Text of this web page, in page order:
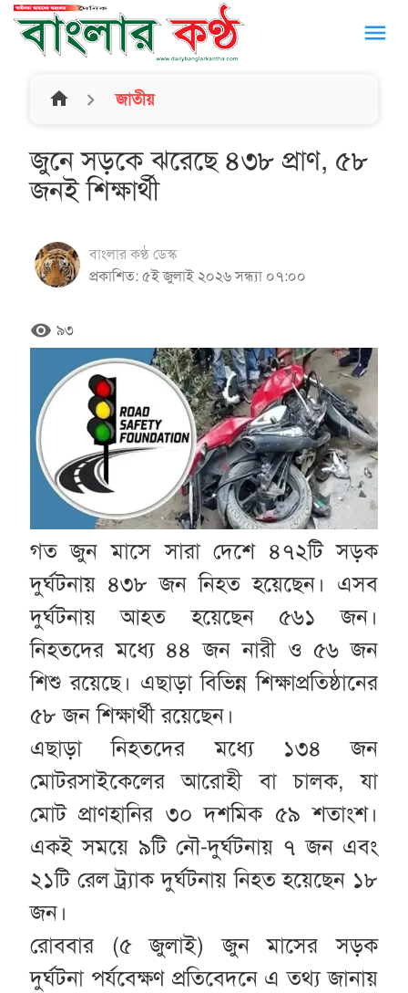
menu
home জাতীয়
জুনে সড়কে ঝরেছে ৪৩৮ প্রাণ, ৫৮
জনই শিক্ষার্থী
বাংলার কণ্ঠ ডেস্ক
প্রকাশিত: ৫ই জুলাই ২০২৬ সন্ধ্যা ০৭:০০
remove_red_eye ৯৩
গত জুন মাসে সারা দেশে ৪৭২টি সড়ক
দুর্ঘটনায় ৪৩৮ জন নিহত হয়েছেন। এসব
দুর্ঘটনায় আহত হয়েছেন ৫৬১ জন।
নিহতদের মধ্যে ৪৪ জন নারী ও ৫৬ জন
শিশু রয়েছে। এছাড়া বিভিন্ন শিক্ষাপ্রতিষ্ঠানের
৫৮ জন শিক্ষার্থী রয়েছেন।
এছাড়া নিহতদের মধ্যে ১৩৪ জন
মোটরসাইকেলের আরোহী বা চালক, যা
মোট প্রাণহানির ৩০ দশমিক ৫৯ শতাংশ।
একই সময়ে ৯টি নৌ-দুর্ঘটনায় ৭ জন এবং
২১টি রেল ট্র্যাক দুর্ঘটনায় নিহত হয়েছেন ১৮
জন।
রোববার (৫ জুলাই) জুন মাসের সড়ক
দুর্ঘটনা পর্যবেক্ষণ প্রতিবেদনে এ তথ্য জানায়